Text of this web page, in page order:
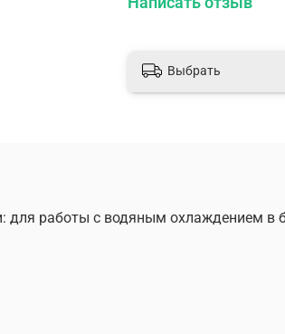
Выбрать
для работы с водяным охлаждением